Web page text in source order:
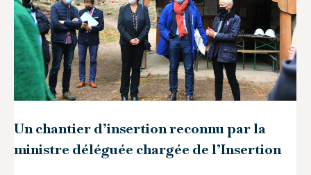
Un chantier d’insertion reconnu par la
ministre déléguée chargée de l’Insertion